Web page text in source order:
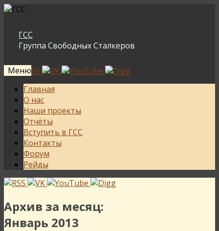
ГСС
Группа Свободных Сталкеров
Меню
Перейти
содержимому
Главная
О нас
Наши проекты
Отчёты
Вступить в ГСС
Контакты
Форум
Рейды
Архив за месяц:
Январь 2013